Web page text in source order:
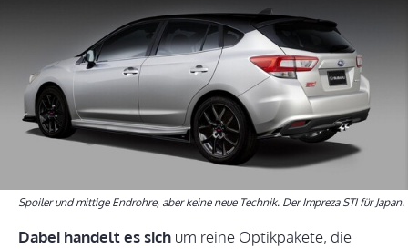
Spoiler und mittige Endrohre, aber keine neue Technik. Der Impreza STI für Japan.
Dabei handelt es sich um reine Optikpakete, die